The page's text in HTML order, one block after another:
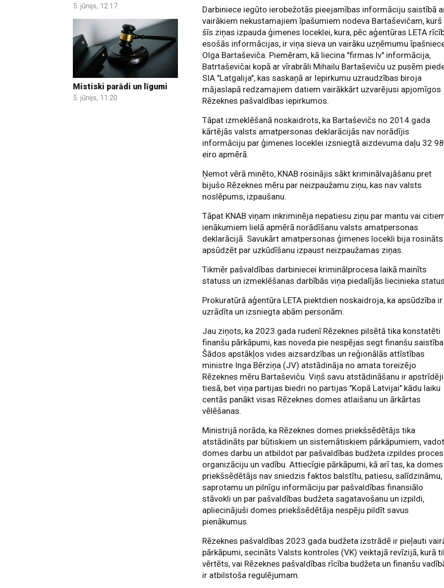
5. jūnijs, 12:17
Mistiski parādi un līgumi
5. jūnijs, 11:20
Darbiniece iegūto ierobežotās pieejamības informāciju saistībā
vairākiem nekustamajiem īpašumiem nodeva Bartaševičam, kurš
šīs ziņas izpauda ģimenes loceklei, kura, pēc aģentūras LETA
esošās informācijas, ir viņa sieva un vairāku uzņēmumu
Olga Bartaševiča. Piemēram, kā liecina "firmas.lv" informācija,
Batrtaševičai kopā ar vīrabrāli Mihailu Bartaševiču uz pusēm
SIA "Latgalija", kas saskaņā ar Iepirkumu uzraudzības biroja
mājaslapā redzamajiem datiem vairākkārt uzvarējusi apjomīgos
Rēzeknes pašvaldības iepirkumos.
Tāpat izmeklēšanā noskaidrots, ka Bartaševičs no 2014.gada
kārtējās valsts amatpersonas deklarācijās nav norādījis
informāciju par ģimenes loceklei izsniegtā aizdevuma daļu 32
eiro apmērā.
Ņemot vērā minēto, KNAB rosinājis sākt kriminālvajāšanu pret
bijušo Rēzeknes mēru par neizpaužamu ziņu, kas nav valsts
noslēpums, izpaušanu.
Tāpat KNAB viņam inkriminēja nepatiesu ziņu par mantu vai
ienākumiem lielā apmērā norādīšanu valsts amatpersonas
deklarācijā. Savukārt amatpersonas ģimenes locekli bija rosināts
apsūdzēt par uzkūdīšanu izpaust neizpaužamas ziņas.
Tikmēr pašvaldības darbiniecei kriminālprocesa laikā mainīts
statuss un izmeklēšanas darbībās viņa piedalījās liecinieka
Prokuratūrā aģentūra LETA piektdien noskaidroja, ka apsūdzība ir
uzrādīta un izsniegta abām personām.
Jau ziņots, ka 2023.gada rudenī Rēzeknes pilsētā tika konstatēti
finanšu pārkāpumi, kas noveda pie nespējas segt finanšu
Šādos apstākļos vides aizsardzības un reģionālās attīstības
ministre Inga Bērziņa (JV) atstādināja no amata toreizējo
Rēzeknes mēru Bartaševiču. Viņš savu atstādināšanu ir
tiesā, bet viņa partijas biedri no partijas "Kopā Latvijai" kādu laiku
centās panākt visas Rēzeknes domes atlaišanu un ārkārtas
vēlēšanas.
Ministrijā norāda, ka Rēzeknes domes priekšsēdētājs tika
atstādināts par būtiskiem un sistemātiskiem pārkāpumiem, vadot
domes darbu un atbildot par pašvaldības budžeta izpildes
organizāciju un vadību. Attiecīgie pārkāpumi, kā arī tas, ka domes
priekšsēdētājs nav sniedzis faktos balstītu, patiesu, salīdzināmu,
saprotamu un pilnīgu informāciju par pašvaldības finansiālo
stāvokli un par pašvaldības budžeta sagatavošanu un izpildi,
apliecinājuši domes priekšsēdētāja nespēju pildīt savus
pienākumus.
Rēzeknes pašvaldības 2023.gada budžeta izstrādē ir pieļauti
pārkāpumi, secināts Valsts kontroles (VK) veiktajā revīzijā, kurā
vērtēts, vai Rēzeknes pašvaldības rīcība budžeta un finanšu
ir atbilstoša regulējumam.